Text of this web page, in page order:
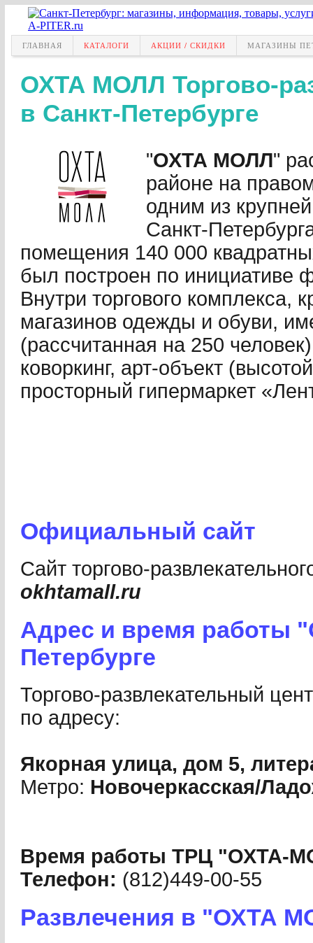
ГЛАВНАЯ КАТАЛОГИ АКЦИИ / СКИДКИ МАГАЗИНЫ
ОХТА МОЛЛ Торгово-
в Санкт-Петербурге
"ОХТА МОЛЛ"
районе на
одним из
Санкт-
помещения 140 000
был построен по инициативе
Внутри торгового комплекса,
магазинов одежды и обуви,
(рассчитанная на 250
коворкинг, арт-объект
просторный гипермаркет
Официальный сайт
Сайт торгово-
okhtamall.ru
Адрес и время работы
Петербурге
Торгово-развлекательный
по адресу:
Якорная улица, дом 5,
Метро: Новочеркасская/
Время работы ТРЦ "ОХТА-
Телефон: (812)449-00-55
Развлечения в "ОХТА